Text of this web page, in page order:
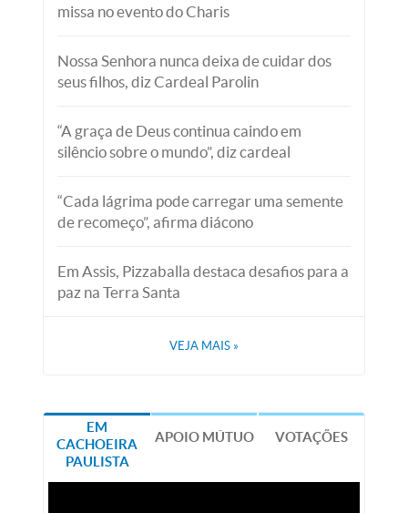
missa no evento do Charis
Nossa Senhora nunca deixa de cuidar dos
seus filhos, diz Cardeal Parolin
“A graça de Deus continua caindo em
silêncio sobre o mundo”, diz cardeal
“Cada lágrima pode carregar uma semente
de recomeço”, afirma diácono
Em Assis, Pizzaballa destaca desafios para a
paz na Terra Santa
VEJA MAIS »
EM
CACHOEIRA
PAULISTA
APOIO MÚTUO VOTAÇÕES